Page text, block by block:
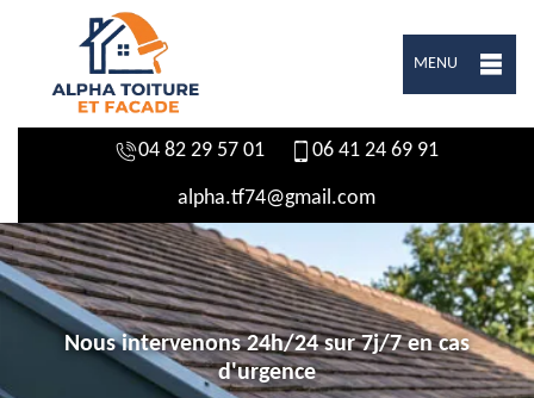
MENU
04 82 29 57 01 06 41 24 69 91
alpha.tf74@gmail.com
Nous intervenons 24h/24 sur 7j/7 en cas
d'urgence